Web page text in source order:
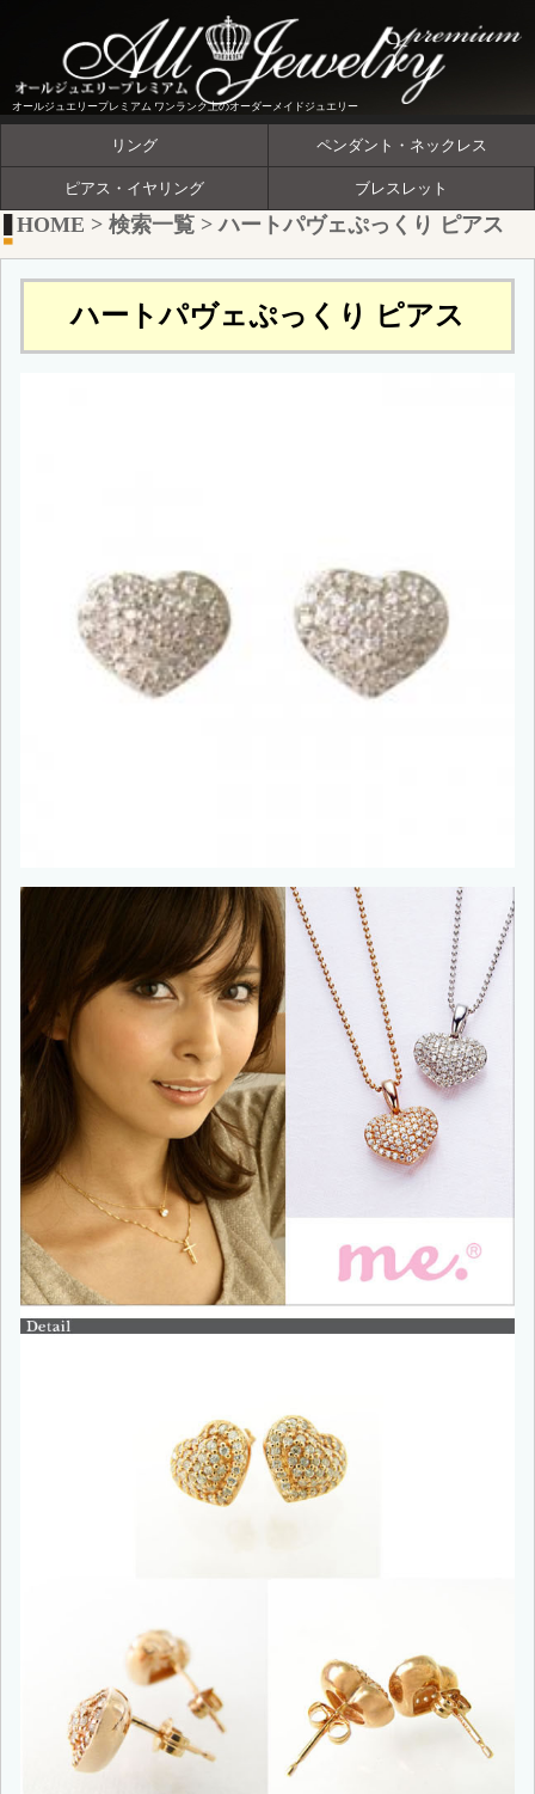
オールジュエリープレミアム ワンランク上のオーダーメイドジュエリー
リング ペンダント・ネックレス
ピアス・イヤリング ブレスレット
HOME > 検索一覧 >ハートパヴェぷっくり ピアス
ハートパヴェぷっくり ピアス